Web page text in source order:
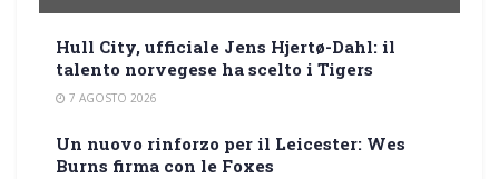
Hull City, ufficiale Jens Hjertø-Dahl: il
talento norvegese ha scelto i Tigers
7 AGOSTO 2026
Un nuovo rinforzo per il Leicester: Wes
Burns firma con le Foxes